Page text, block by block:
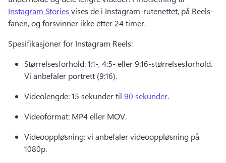
Instagram Stories vises de i Instagram-rutenettet, på Reels-
fanen, og forsvinner ikke etter 24 timer.
Spesifikasjoner for Instagram Reels:
Vi anbefaler portrett (9:16).
Videolengde: 15 sekunder til 90 sekunder.
Videoformat: MP4 eller MOV.
Videooppløsning: vi anbefaler videooppløsning på
1080p.